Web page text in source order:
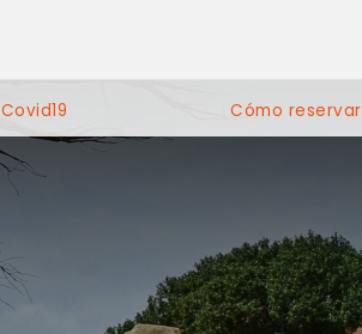
Covid19 Cómo reservar